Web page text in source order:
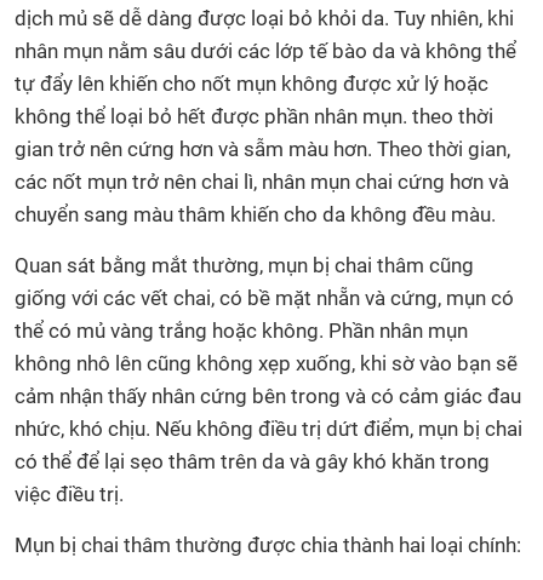
dịch mủ sẽ dễ dàng được loại bỏ khỏi da. Tuy nhiên, khi
nhân mụn nằm sâu dưới các lớp tế bào da và không thể
tự đẩy lên khiến cho nốt mụn không được xử lý hoặc
không thể loại bỏ hết được phần nhân mụn. theo thời
gian trở nên cứng hơn và sẫm màu hơn. Theo thời gian,
các nốt mụn trở nên chai lì, nhân mụn chai cứng hơn và
chuyển sang màu thâm khiến cho da không đều màu.
Quan sát bằng mắt thường, mụn bị chai thâm cũng
giống với các vết chai, có bề mặt nhẵn và cứng, mụn có
thể có mủ vàng trắng hoặc không. Phần nhân mụn
không nhô lên cũng không xẹp xuống, khi sờ vào bạn sẽ
cảm nhận thấy nhân cứng bên trong và có cảm giác đau
nhức, khó chịu. Nếu không điều trị dứt điểm, mụn bị chai
có thể để lại sẹo thâm trên da và gây khó khăn trong
việc điều trị.
Mụn bị chai thâm thường được chia thành hai loại chính: